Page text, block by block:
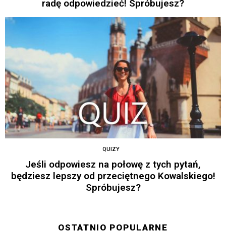
radę odpowiedzieć! Spróbujesz?
QUIZY
Jeśli odpowiesz na połowę z tych pytań,
będziesz lepszy od przeciętnego Kowalskiego!
Spróbujesz?
OSTATNIO POPULARNE